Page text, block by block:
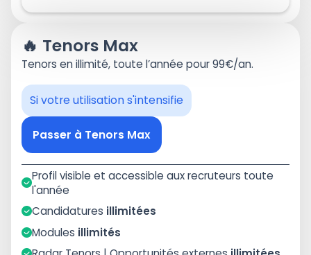
🔥 Tenors Max
Tenors en illimité, toute l’année pour 99€/an.
Si votre utilisation s'intensifie
Passer à Tenors Max
Profil visible et accessible aux recruteurs toute
l'année
Candidatures illimitées
Modules illimités